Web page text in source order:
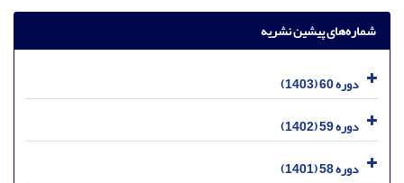
شماره‌های پیشین نشریه
دوره 60 (1403)
دوره 59 (1402)
دوره 58 (1401)